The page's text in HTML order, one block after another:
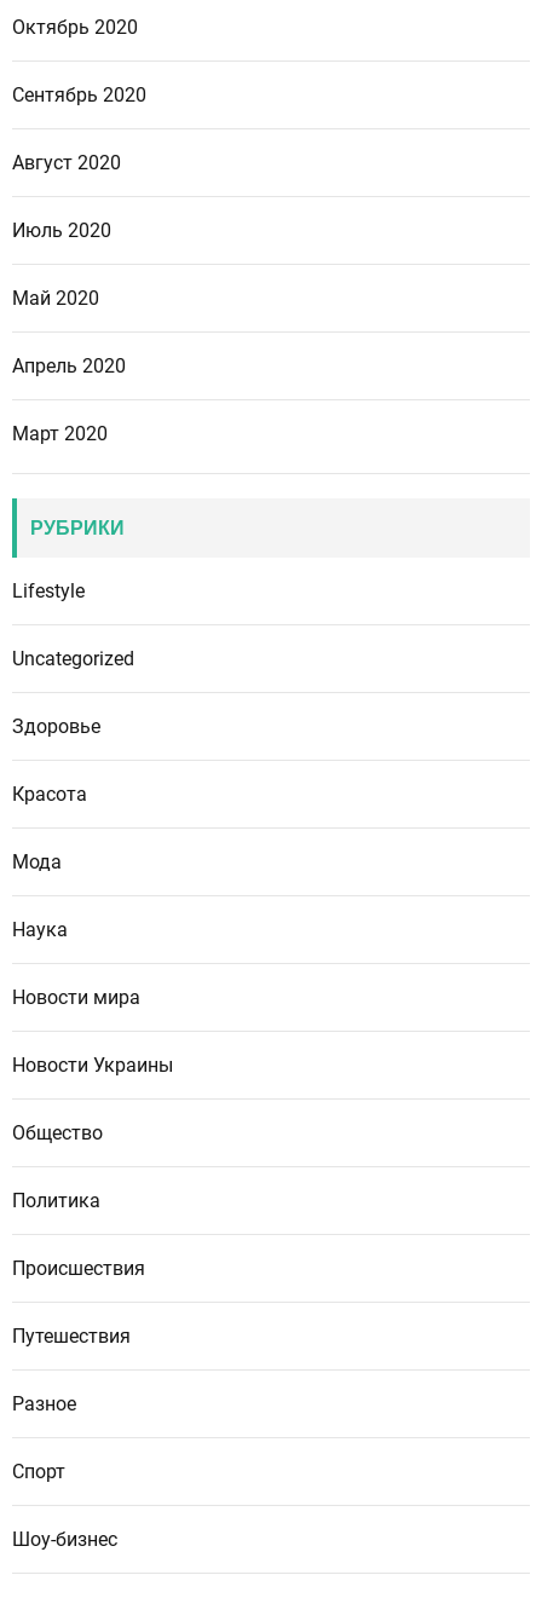
Октябрь 2020
Сентябрь 2020
Август 2020
Июль 2020
Май 2020
Апрель 2020
Март 2020
РУБРИКИ
Lifestyle
Uncategorized
Здоровье
Красота
Мода
Наука
Новости мира
Новости Украины
Общество
Политика
Происшествия
Путешествия
Разное
Спорт
Шоу-бизнес